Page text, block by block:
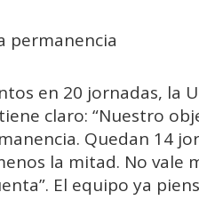
permanencia
en 20 jornadas, la
claro: “Nuestro
Quedan 14
la mitad. No vale
El equipo ya